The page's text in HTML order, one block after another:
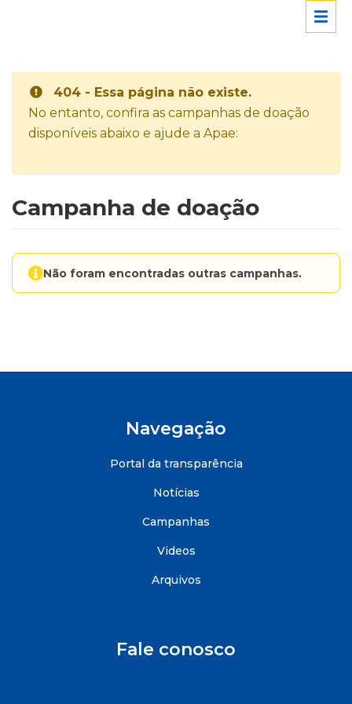
404 - Essa página não existe.
No entanto, confira as campanhas de doação
disponíveis abaixo e ajude a Apae:
Campanha de doação
Não foram encontradas outras campanhas.
Navegação
Portal da transparência
Notícias
Campanhas
Videos
Arquivos
Fale conosco